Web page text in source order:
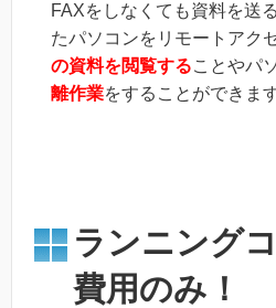
FAXをしなくても資料を送
たパソコンをリモートアク
の資料を閲覧することやパ
離作業をすることができます
ランニング
費用のみ！